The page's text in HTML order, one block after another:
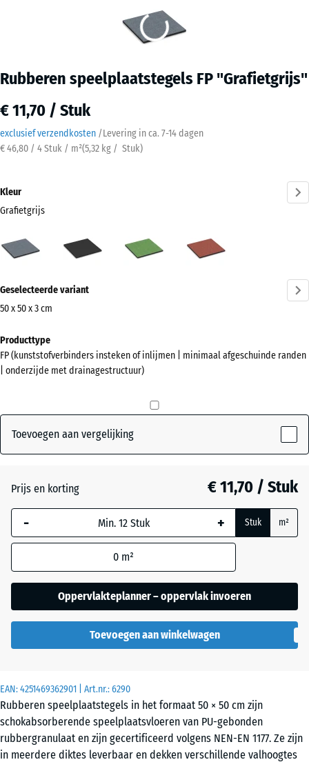
Rubberen speelplaatstegels FP "Grafietgrijs"
€ 11,70 / Stuk
exclusief verzendkosten /Levering in ca. 7-14 dagen
€ 46,80 / 4 Stuk / m²(5,32 kg / Stuk)
EAN:4251469362901 | Art.nr.:6290
Rubberen speelplaatstegels in het formaat 50 × 50 cm zijn
schokabsorberende speelplaatsvloeren van PU-gebonden
rubbergranulaat en zijn gecertificeerd volgens NEN-EN 1177. Ze zijn
in meerdere diktes leverbaar en dekken verschillende valhoogtes
Kleur
Grafietgrijs
(active)
informatie
over
kleuren?
Kleurenpalet
Grafietgrijs(active)
Geselecteerde variant
50 x 50 x 3 cm
voor
verzending
500
De geselecteerde,
blauw omlijnde
afmeting wordt
gebruikt voor de
(tenzij anders
aangegeven in de
productgegevens).
x
x 3
cm
50
Producttype
FP (kunststofverbinders insteken of inlijmen | minimaal afgeschuinde randen
| onderzijde met drainagestructuur)
Toevoegen aan vergelijking
Prijs en korting € 11,70 / Stuk
- + Stuk m²
0 m²
Oppervlakteplanner – oppervlak invoeren
Toevoegen aan winkelwagen